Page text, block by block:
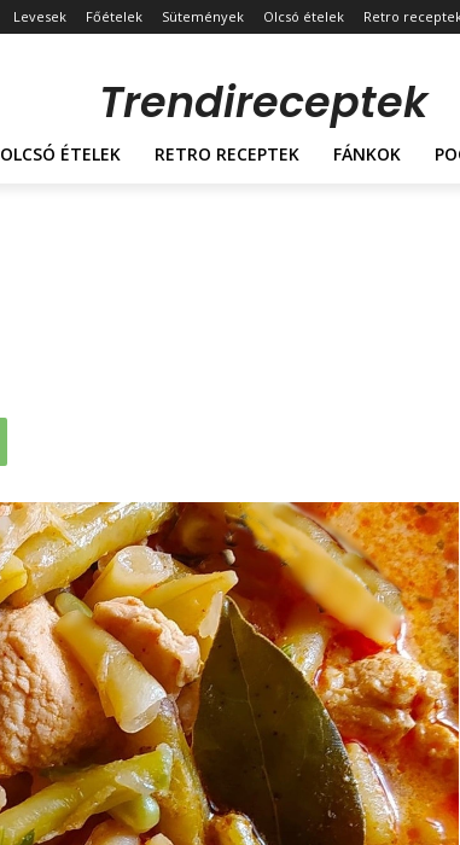
Levesek Főételek Sütemények Olcsó ételek Retro
Trendireceptek
OLCSÓ ÉTELEK RETRO RECEPTEK FÁNKOK